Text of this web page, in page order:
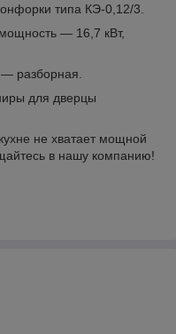
типа КЭ-0,12/3.
— 16,7 кВт,
разборная.
для дверцы
не хватает мощной
в нашу компанию!